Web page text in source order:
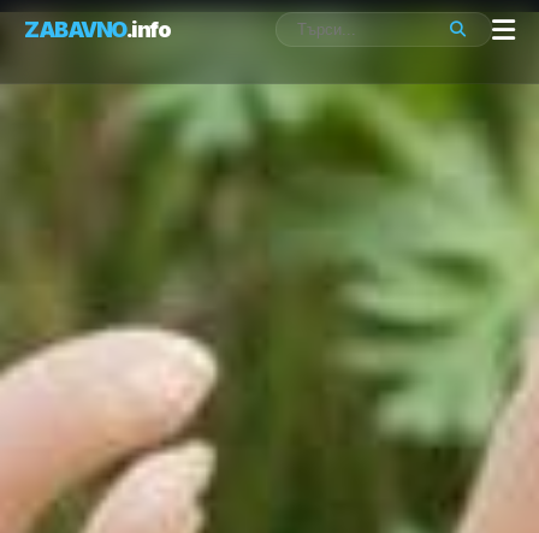
ZABAVNO.info